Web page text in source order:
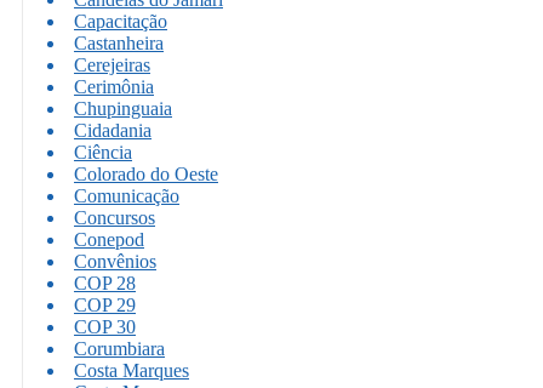
Capacitação
Castanheira
Cerejeiras
Cerimônia
Chupinguaia
Cidadania
Ciência
Colorado do Oeste
Comunicação
Concursos
Conepod
Convênios
COP 28
COP 29
COP 30
Corumbiara
Costa Marques